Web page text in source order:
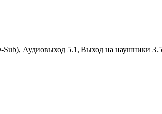
Аудиовыход 5.1, Выход на наушники